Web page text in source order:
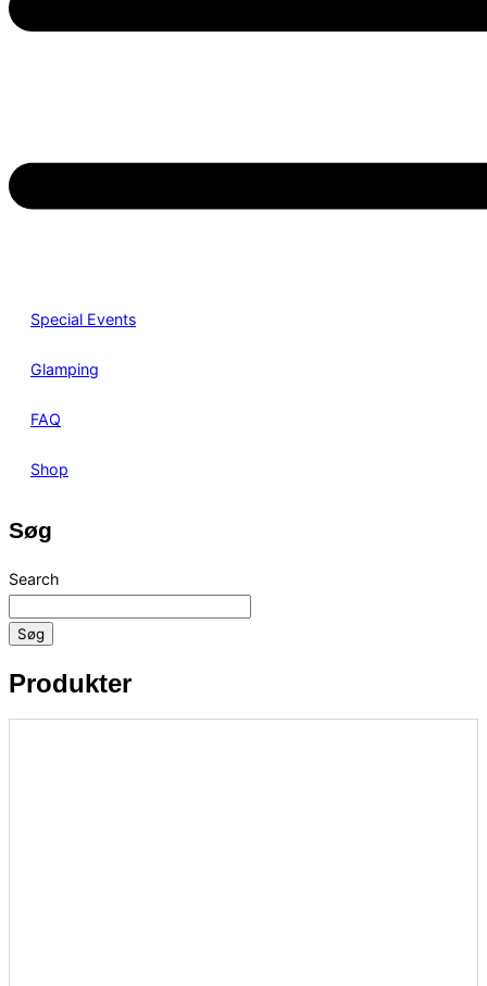
Special Events
Glamping
FAQ
Shop
Søg
Search
Søg
Produkter